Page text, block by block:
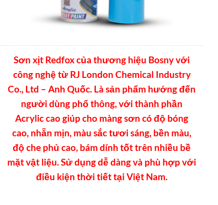
Sơn xịt Redfox của thương hiệu Bosny với
công nghệ từ RJ London Chemical Industry
Co., Ltd – Anh Quốc. Là sản phẩm hướng đến
người dùng phổ thông, với thành phần
Acrylic cao giúp cho màng sơn có độ bóng
cao, nhẵn mịn, màu sắc tươi sáng, bền màu,
độ che phủ cao, bám dính tốt trên nhiều bề
mặt vật liệu. Sử dụng dễ dàng và phù hợp với
điều kiện thời tiết tại Việt Nam.